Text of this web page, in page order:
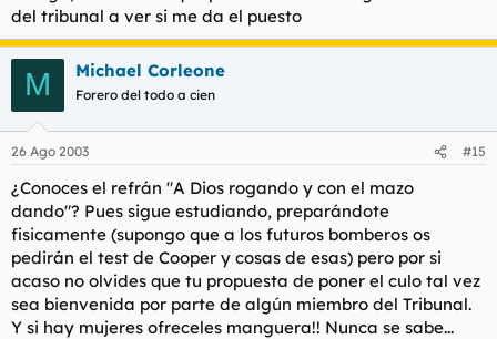
del tribunal a ver si me da el puesto
M Michael Corleone
Forero del todo a cien
26 Ago 2003 #15
¿Conoces el refrán "A Dios rogando y con el mazo
dando"? Pues sigue estudiando, preparándote
fisicamente (supongo que a los futuros bomberos os
pedirán el test de Cooper y cosas de esas) pero por si
acaso no olvides que tu propuesta de poner el culo tal vez
sea bienvenida por parte de algún miembro del Tribunal.
Y si hay mujeres ofreceles manguera!! Nunca se sabe...